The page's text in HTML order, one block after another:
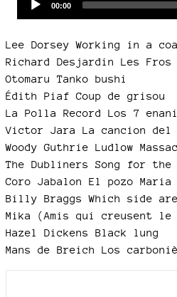
Current
00:00
Lee Dorsey Working in a
Richard Desjardin Les Fros
Otomaru Tanko bushi
Édith Piaf Coup de grisou
La Polla Record Los 7
Victor Jara La cancion del
Woody Guthrie Ludlow
The Dubliners Song for the
Coro Jabalon El pozo Maria
Billy Braggs Which side
Mika (Amis qui creusent le
Hazel Dickens Black lung
Mans de Breich Los